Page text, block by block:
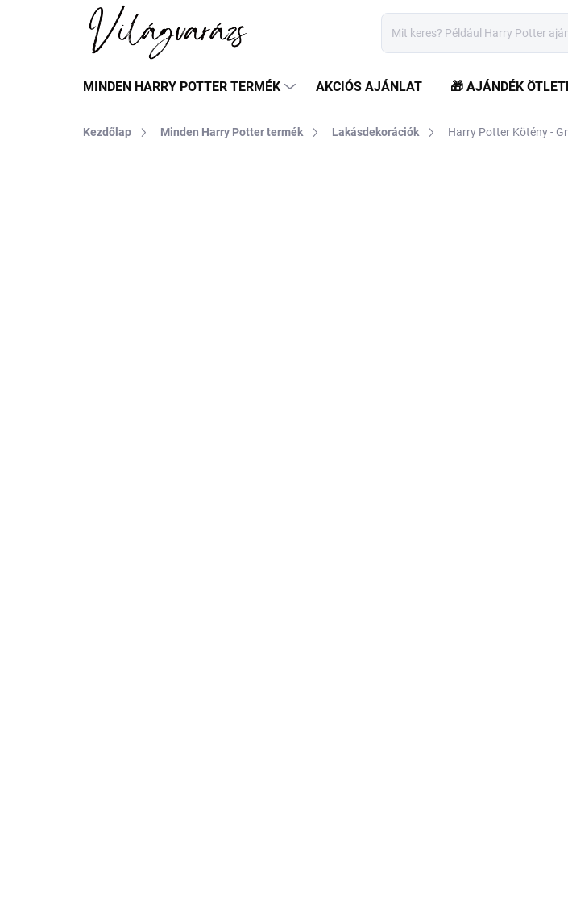
MINDEN HARRY POTTER TERMÉK AKCIÓS AJÁNLAT 🎁 AJÁNDÉK
Kezdőlap Minden Harry Potter termék Lakásdekorációk Harry Potter Kötény -